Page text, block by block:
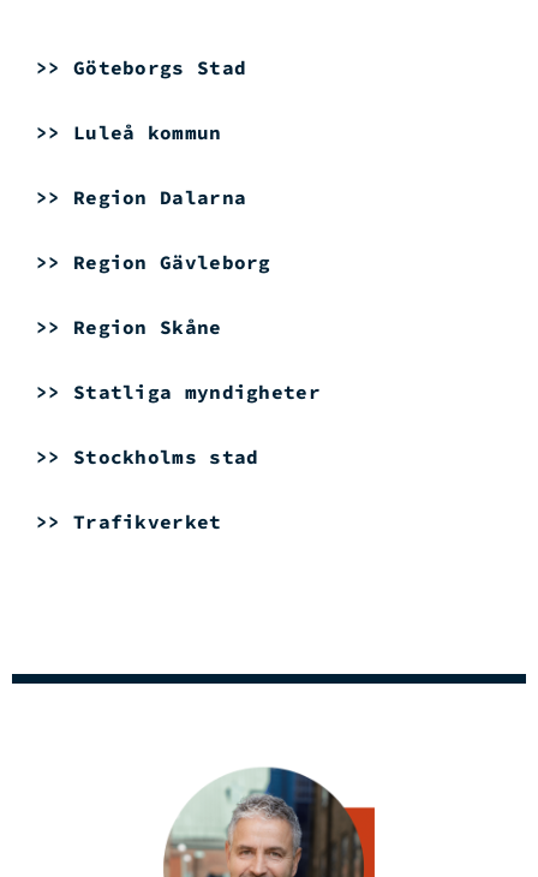
>> Göteborgs Stad
>> Luleå kommun
>> Region Dalarna
>> Region Gävleborg
>> Region Skåne
>> Statliga myndigheter
>> Stockholms stad
>> Trafikverket